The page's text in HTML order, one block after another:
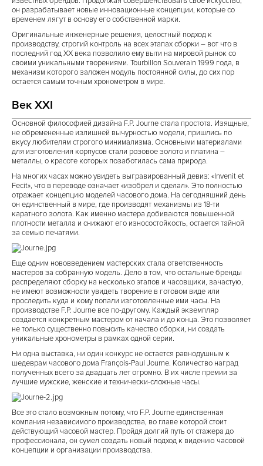
он разрабатывает новые инновационные концепции, которые со
временем лягут в основу его собственной марки.
Оригинальные инженерные решения, целостный подход к
производству, строгий контроль на всех этапах сборки – вот что в
последний год ХХ века позволило ему выти на мировой рынок со
своими уникальными творениями. Tourbillon Souverain 1999 года, в
механизм которого заложен модуль постоянной силы, до сих пор
остается самым точным хронометром в мире.
Век XXI
Основной философией дизайна F.P. Journe стала простота. Изящные,
не обремененные излишней вычурностью модели, пришлись по
вкусу любителям строгого минимализма. Основными материалами
для изготовления корпусов стали розовое золото и платина –
металлы, о красоте которых позаботилась сама природа.
На многих часах можно увидеть выгравированный девиз: «Invenit et
Fecit», что в переводе означает «изобрел и сделал». Это полностью
отражает концепцию моделей часового дома. На сегодняшний день
он единственный в мире, где производят механизмы из 18-ти
каратного золота. Как именно мастера добиваются повышенной
плотности металла и снижают его износостойкость, остается тайной
за семью печатями.
Еще одним нововведением мастерских стала ответственность
мастеров за собранную модель. Дело в том, что остальные бренды
распределяют сборку на несколько этапов и часовщики, зачастую,
не имеют возможности увидеть творение в готовом виде или
проследить куда и кому попали изготовленные ими часы. На
производстве F.P. Journe все по-другому. Каждый экземпляр
создается конкретным мастером от начала и до конца. Это позволяет
не только существенно повысить качество сборки, ни создать
уникальные хронометры в рамках одной серии.
Ни одна выставка, ни один конкурс не остается равнодушным к
шедеврам часового дома François-Paul Journe. Количество наград
полученных всего за двадцать лет огромно. В их числе премии за
лучшие мужские, женские и технически-сложные часы.
Все это стало возможным потому, что F.P. Journe единственная
компания независимого производства, во главе которой стоит
действующий часовой мастер. Пройдя долгий путь от стажера до
профессионала, он сумел создать новый подход к видению часовой
концепции и организации производства.